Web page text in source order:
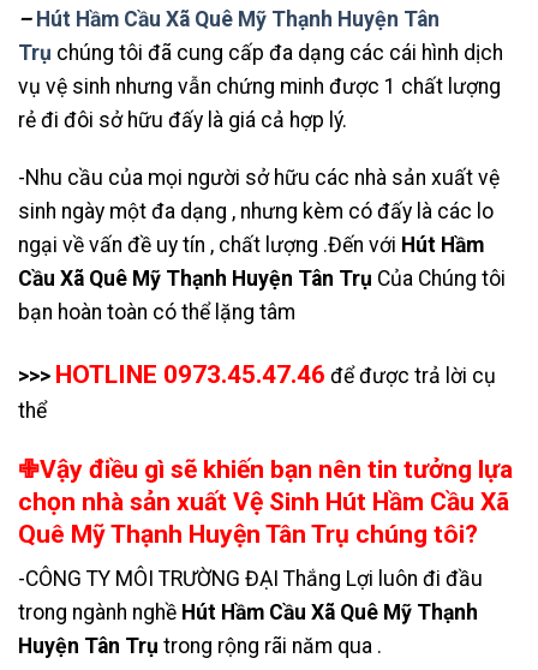
– Hút Hầm Cầu Xã Quê Mỹ Thạnh Huyện Tân
Trụ chúng tôi đã cung cấp đa dạng các cái hình dịch
vụ vệ sinh nhưng vẫn chứng minh được 1 chất lượng
rẻ đi đôi sở hữu đấy là giá cả hợp lý.
-Nhu cầu của mọi người sở hữu các nhà sản xuất vệ
sinh ngày một đa dạng , nhưng kèm có đấy là các lo
ngại về vấn đề uy tín , chất lượng .Đến với Hút Hầm
Cầu Xã Quê Mỹ Thạnh Huyện Tân Trụ Của Chúng tôi
bạn hoàn toàn có thể lặng tâm
>>> HOTLINE 0973.45.47.46 để được trả lời cụ
thể
✙Vậy điều gì sẽ khiến bạn nên tin tưởng lựa
chọn nhà sản xuất Vệ Sinh Hút Hầm Cầu Xã
Quê Mỹ Thạnh Huyện Tân Trụ chúng tôi?
-CÔNG TY MÔI TRƯỜNG ĐẠI Thắng Lợi luôn đi đầu
trong ngành nghề Hút Hầm Cầu Xã Quê Mỹ Thạnh
Huyện Tân Trụ trong rộng rãi năm qua .